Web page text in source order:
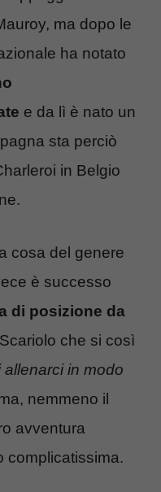
ma dopo le
ha notato
e da lì è nato un
sta perciò
in Belgio
cosa del genere
è successo
di posizione da
che si così
allenarci in modo
nemmeno il
avventura
complicatissima.